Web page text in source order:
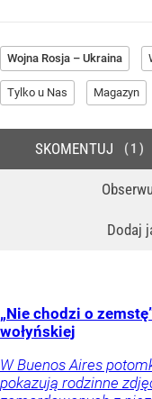
Wojna Rosja – Ukraina
Tylko u Nas Magazyn
Dodaj
SKOMENTUJ 1
„Nie chodzi o
wołyńskiej
W Buenos Aires
pokazują rodzinne